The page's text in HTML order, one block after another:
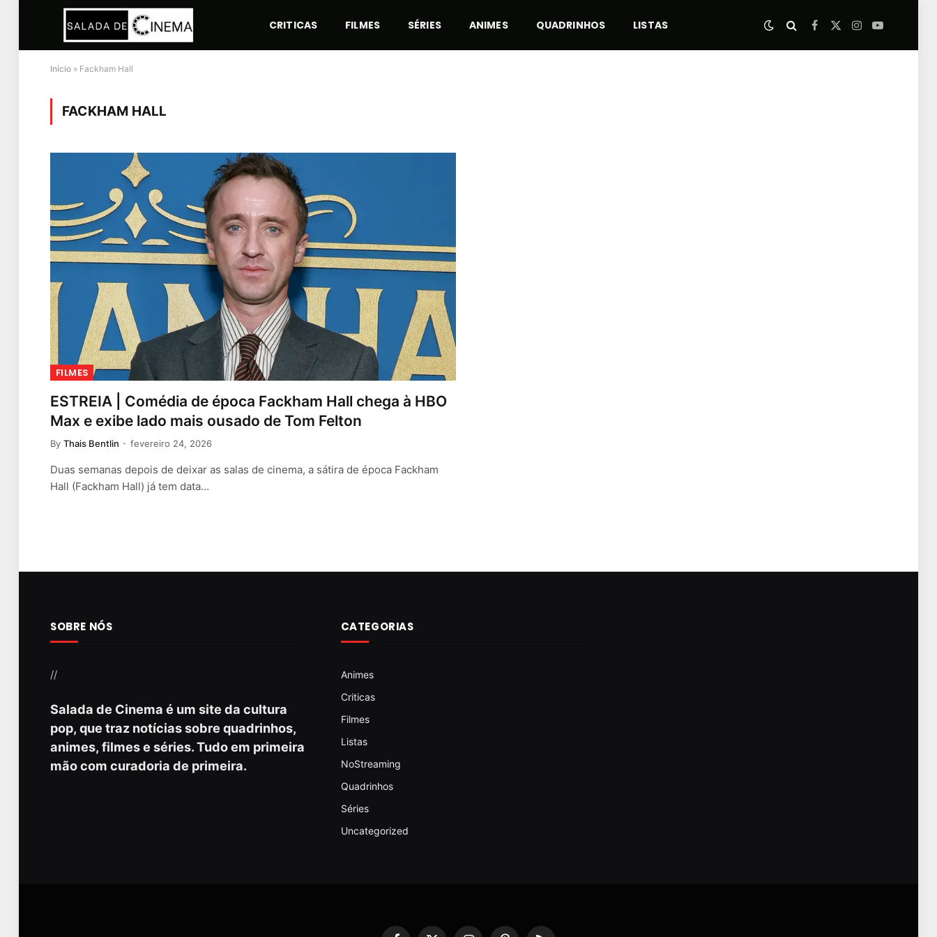
CRITICAS FILMES SÉRIES ANIMES QUADRINHOS LISTAS Facebook
X
Instagram
YouTube
Início » Fackham Hall
FACKHAM HALL
FILMES
ESTREIA | Comédia de época Fackham Hall chega à HBO
Max e exibe lado mais ousado de Tom Felton
By Thais Bentlin fevereiro 24, 2026
Duas semanas depois de deixar as salas de cinema, a sátira de época Fackham
Hall (Fackham Hall) já tem data…
SOBRE NÓS
//
Salada de Cinema é um site da cultura
pop, que traz notícias sobre quadrinhos,
animes, filmes e séries. Tudo em primeira
mão com curadoria de primeira.
CATEGORIAS
Animes
Criticas
Filmes
Listas
NoStreaming
Quadrinhos
Séries
Uncategorized